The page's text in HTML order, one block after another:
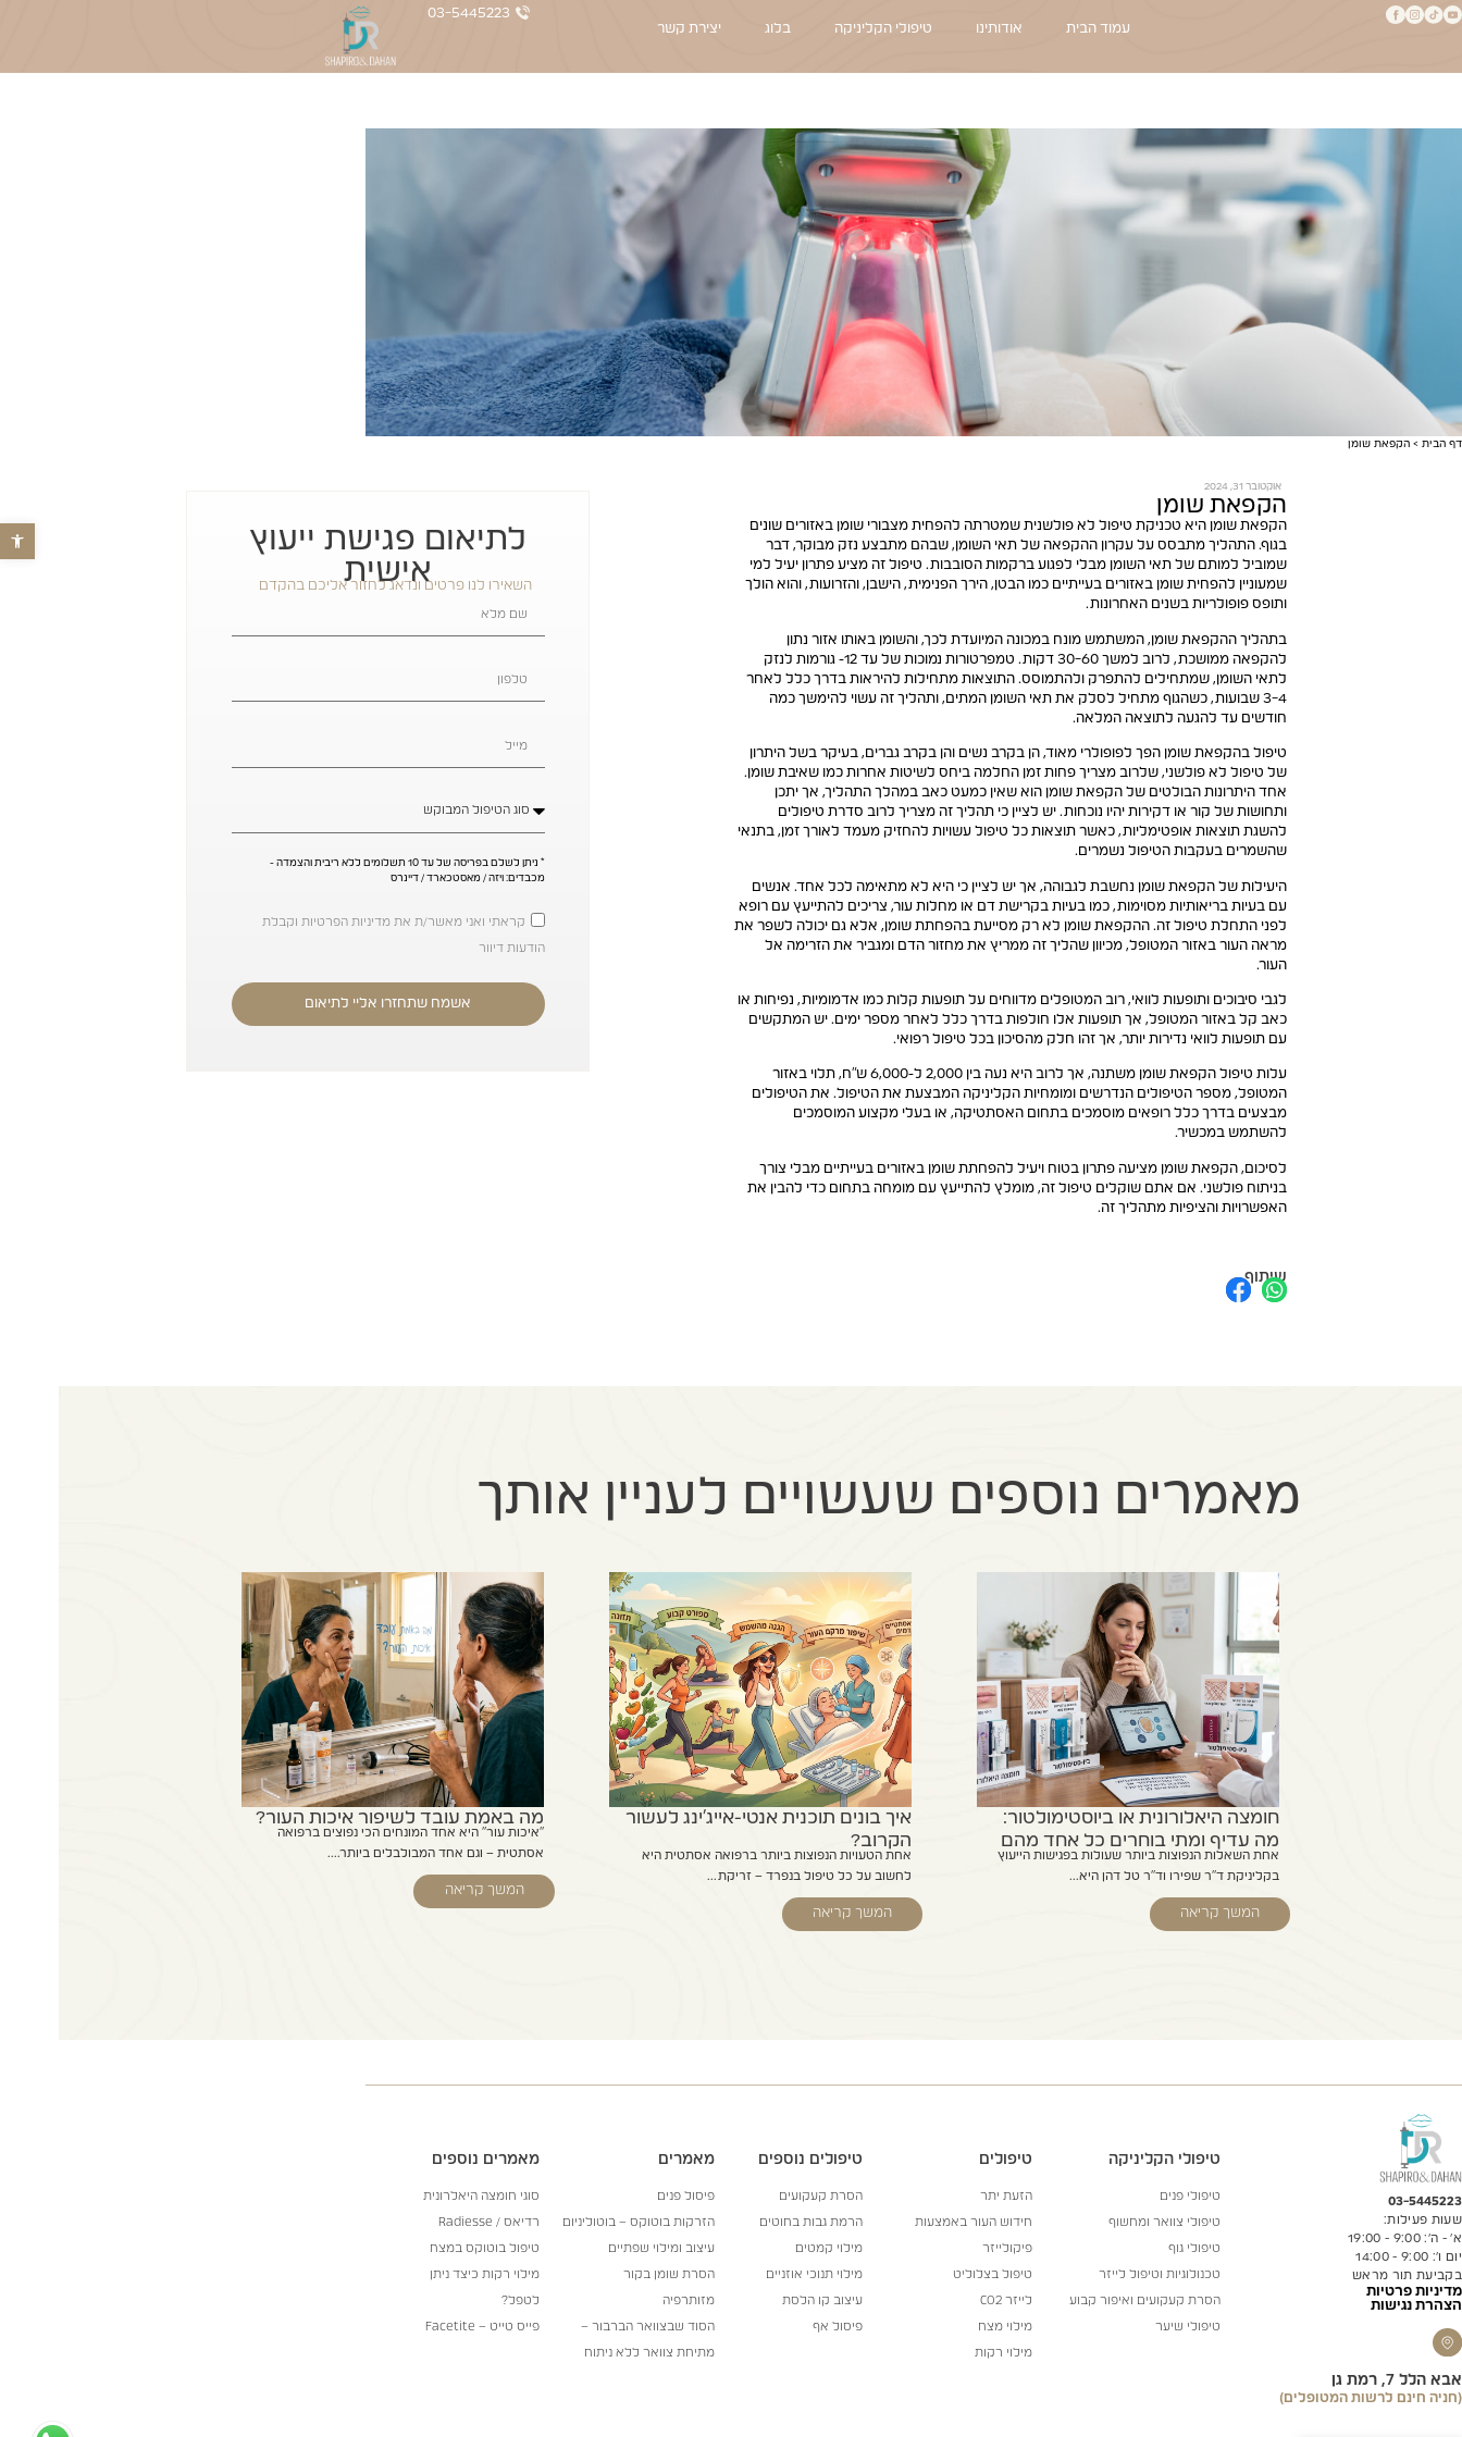
פתח סרגל
עמוד הבית אודותינו טיפולי הקליניקה בלוג יצירת קשר
03-5445223
דף הבית > הקפאת שומן
אוקטובר 31, 2024
הקפאת שומן
הקפאת שומן היא טכניקת טיפול לא פולשנית שמטרתה להפחית מצבורי שומן באזורים שונים
בגוף. התהליך מתבסס על עקרון ההקפאה של תאי השומן, שבהם מתבצע נזק מבוקר, דבר
שמוביל למותם של תאי השומן מבלי לפגוע ברקמות הסובבות. טיפול זה מציע פתרון יעיל למי
שמעוניין להפחית שומן באזורים בעייתיים כמו הבטן, הירך הפנימית, הישבן, והזרועות, והוא הולך
ותופס פופולריות בשנים האחרונות.
בתהליך ההקפאת שומן, המשתמש מונח במכונה המיועדת לכך, והשומן באותו אזור נתון
להקפאה ממושכת, לרוב למשך 30-60 דקות. טמפרטורות נמוכות של עד 12- גורמות לנזק
לתאי השומן, שמתחילים להתפרק ולהתמוסס. התוצאות מתחילות להיראות בדרך כלל לאחר
3-4 שבועות, כשהגוף מתחיל לסלק את תאי השומן המתים, ותהליך זה עשוי להימשך כמה
חודשים עד להגעה לתוצאה המלאה.
טיפול בהקפאת שומן הפך לפופולרי מאוד, הן בקרב נשים והן בקרב גברים, בעיקר בשל היתרון
של טיפול לא פולשני, שלרוב מצריך פחות זמן החלמה ביחס לשיטות אחרות כמו שאיבת שומן.
אחד היתרונות הבולטים של הקפאת שומן הוא שאין כמעט כאב במהלך התהליך, אך יתכן
ותחושות של קור או דקירות יהיו נוכחות. יש לציין כי תהליך זה מצריך לרוב סדרת טיפולים
להשגת תוצאות אופטימליות, כאשר תוצאות כל טיפול עשויות להחזיק מעמד לאורך זמן, בתנאי
שהשמרים בעקבות הטיפול נשמרים.
היעילות של הקפאת שומן נחשבת לגבוהה, אך יש לציין כי היא לא מתאימה לכל אחד. אנשים
עם בעיות בריאותיות מסוימות, כמו בעיות בקרישת דם או מחלות עור, צריכים להתייעץ עם רופא
לפני התחלת טיפול זה. ההקפאת שומן לא רק מסייעת בהפחתת שומן, אלא גם יכולה לשפר את
מראה העור באזור המטופל, מכיוון שהליך זה ממריץ את מחזור הדם ומגביר את הזרימה אל
העור.
לגבי סיבוכים ותופעות לוואי, רוב המטופלים מדווחים על תופעות קלות כמו אדמומיות, נפיחות או
כאב קל באזור המטופל, אך תופעות אלו חולפות בדרך כלל לאחר מספר ימים. יש המתקשים
עם תופעות לוואי נדירות יותר, אך זהו חלק מהסיכון בכל טיפול רפואי.
עלות טיפול הקפאת שומן משתנה, אך לרוב היא נעה בין 2,000 ל-6,000 ש"ח, תלוי באזור
המטופל, מספר הטיפולים הנדרשים ומומחיות הקליניקה המבצעת את הטיפול. את הטיפולים
מבצעים בדרך כלל רופאים מוסמכים בתחום האסתטיקה, או בעלי מקצוע המוסמכים
להשתמש במכשיר.
לסיכום, הקפאת שומן מציעה פתרון בטוח ויעיל להפחתת שומן באזורים בעייתיים מבלי צורך
בניתוח פולשני. אם אתם שוקלים טיפול זה, מומלץ להתייעץ עם מומחה בתחום כדי להבין את
האפשרויות והציפיות מתהליך זה.
שיתוף
לתיאום פגישת ייעוץ
אישית
השאירו לנו פרטים ונדאג לחזור אליכם בהקדם
* ניתן לשלם בפריסה של עד 10 תשלומים ללא ריבית והצמדה -
מכבדים: ויזה / מאסטכארד / דיינרס
קראתי ואני מאשר/ת את מדיניות הפרטיות וקבלת
הודעות דיוור
אשמח שתחזרו אליי לתיאום
מאמרים נוספים שעשויים לעניין אותך
חומצה היאלורונית או ביוסטימולטור:
מה עדיף ומתי בוחרים כל אחד מהם
אחת השאלות הנפוצות ביותר שעולות בפגישות הייעוץ
בקליניקת ד"ר שפירו וד"ר טל דהן היא...
המשך קריאה
איך בונים תוכנית אנטי-אייג'ינג לעשור
הקרוב?
אחת הטעויות הנפוצות ביותר ברפואה אסתטית היא
לחשוב על כל טיפול בנפרד – זריקת...
המשך קריאה
מה באמת עובד לשיפור איכות העור?
"איכות עור" היא אחד המונחים הכי נפוצים ברפואה
אסתטית – וגם אחד המבולבלים ביותר....
המשך קריאה
03-5445223
שעות פעילות:
א’ - ה’: 9:00 - 19:00
יום ו’: 9:00 - 14:00
בקביעת תור מראש
מדיניות פרטיות
הצהרת נגישות​
אבא הלל 7, רמת גן
(חניה חינם לרשות המטופלים)
טיפולי הקליניקה
טיפולי פנים
טיפולי צוואר ומחשוף
טיפולי גוף
טכנולוגיות וטיפול לייזר
הסרת קעקועים ואיפור קבוע
טיפולי שיער
טיפולים
הזעת יתר
חידוש העור באמצעות
פיקולייזר
טיפול בצלוליט
לייזר CO2
מילוי מצח
מילוי רקות
טיפולים נוספים
הסרת קעקועים
הרמת גבות בחוטים
מילוי קמטים
מילוי תנוכי אוזניים
עיצוב קו הלסת
פיסול אף
מאמרים
פיסול פנים
הזרקות בוטוקס – בוטוליניום
עיצוב ומילוי שפתיים
הסרת שומן בקור
מזותרפיה
הסוד שבצוואר הברבור –
מתיחת צוואר ללא ניתוח
מאמרים נוספים
סוגי חומצה היאלרונית
רדיאס / Radiesse
טיפול בוטוקס במצח
מילוי רקות כיצד ניתן
לטפל?
פייס טייט – Facetite